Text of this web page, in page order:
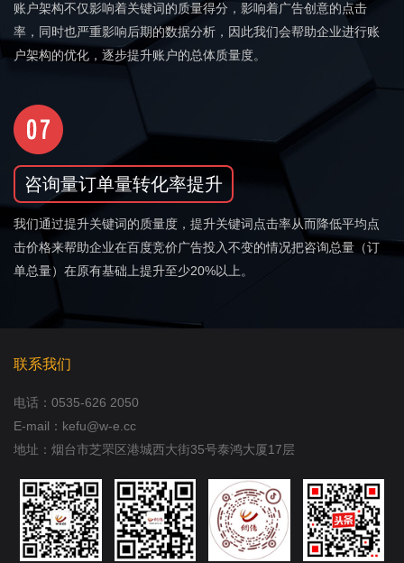
账户架构不仅影响着关键词的质量得分，影响着广告创意的点击
率，同时也严重影响后期的数据分析，因此我们会帮助企业进行账
户架构的优化，逐步提升账户的总体质量度。
咨询量订单量转化率提升
我们通过提升关键词的质量度，提升关键词点击率从而降低平均点
击价格来帮助企业在百度竞价广告投入不变的情况把咨询总量（订
单总量）在原有基础上提升至少20%以上。
联系我们
电话： 0535-626 2050
E-mail：kefu@w-e.cc
地址：烟台市芝罘区港城西大街35号泰鸿大厦17层